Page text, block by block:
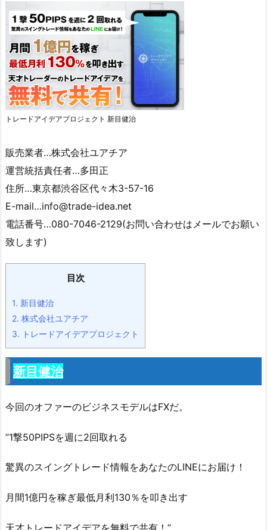
トレードアイデアプロジェクト 新目健治
販売業者…株式会社ユアチア
運営統括責任者…多田正
住所…東京都渋谷区代々木3-57-16
E-mail…info@trade-idea.net
電話番号…080-7046-2129(お問い合わせはメールでお願い
致します)
目次
1. 新目健治
2. 株式会社ユアチア
3. トレードアイデアプロジェクト
新目健治
今回のオファーのビジネスモデルはFXだ。
’’1撃50PIPSを週に2回取れる
驚異のスイングトレード情報をあなたのLINEにお届け！
月間1億円を稼ぎ最低月利130％を叩き出す
天才トレードアイデアを無料で共有！’’